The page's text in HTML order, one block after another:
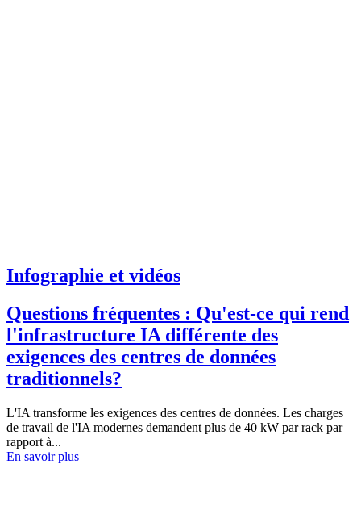
Infographie et vidéos
Questions fréquentes : Qu'est-ce qui rend
l'infrastructure IA différente des
exigences des centres de données
traditionnels?
L'IA transforme les exigences des centres de données. Les charges
de travail de l'IA modernes demandent plus de 40 kW par rack par
rapport à...
En savoir plus